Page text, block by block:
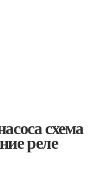
схема
реле